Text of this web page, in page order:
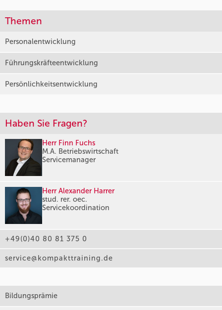
Themen
Personalentwicklung
Führungskräfteentwicklung
Persönlichkeitsentwicklung
Haben Sie Fragen?
Herr Finn Fuchs
M.A. Betriebswirtschaft
Servicemanager
Herr Alexander Harrer
stud. rer. oec.
Servicekoordination
+49(0)40 80 81 375 0
service@kompakttraining.de
Bildungsprämie